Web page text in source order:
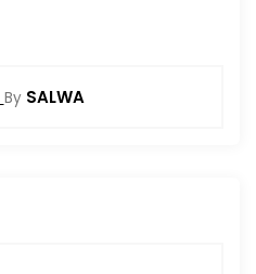
By SALWA